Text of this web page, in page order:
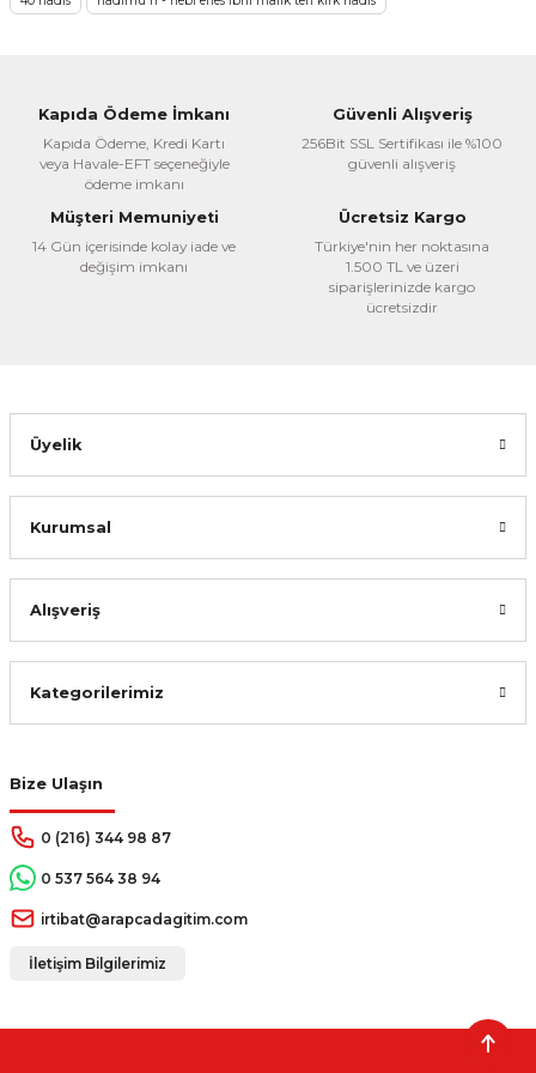
kullanarak tarafımıza iletebilirsiniz.
Ürün resmi kalitesiz, bozuk veya görüntülenemiyor.
Ürün açıklamasında eksik bilgiler bulunuyor.
Ürün bilgilerinde hatalar bulunuyor.
Kapıda Ödeme İmkanı
Kapıda Ödeme, Kredi Kartı
veya Havale-EFT seçeneğiyle
ödeme imkanı
Güvenli Alışveriş
256Bit SSL Sertifikası ile %100
güvenli alışveriş
Müşteri Memuniyeti
14 Gün içerisinde kolay iade ve
değişim imkanı
Ücretsiz Kargo
Türkiye'nin her noktasına
1.500 TL ve üzeri
siparişlerinizde kargo
ücretsizdir
Bize Ulaşın
0 (216) 344 98 87
0 537 564 38 94
irtibat@arapcadagitim.com
İletişim Bilgilerimiz
Üyelik
Kurumsal
Alışveriş
Kategorilerimiz